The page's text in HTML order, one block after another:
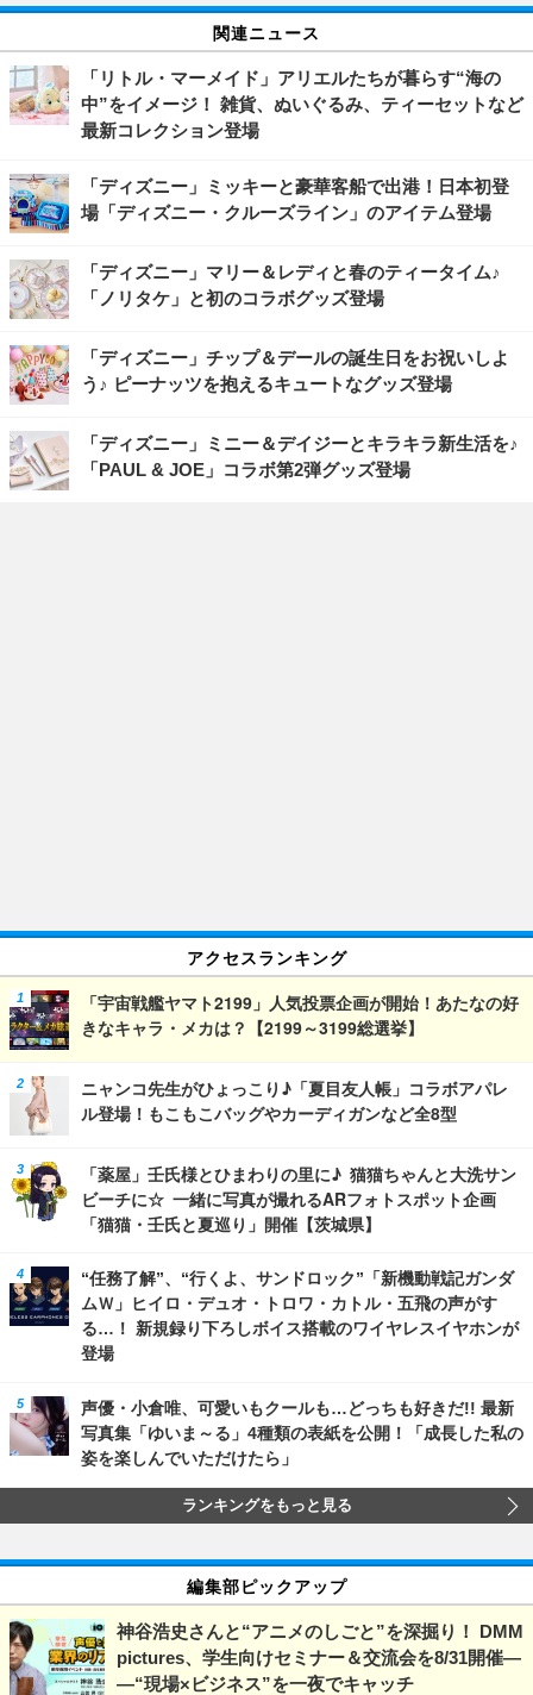
関連ニュース
「リトル・マーメイド」アリエルたちが暮らす“海の
中”をイメージ！ 雑貨、ぬいぐるみ、ティーセットなど
最新コレクション登場
「ディズニー」ミッキーと豪華客船で出港！日本初登
場「ディズニー・クルーズライン」のアイテム登場
「ディズニー」マリー＆レディと春のティータイム♪
「ノリタケ」と初のコラボグッズ登場
「ディズニー」チップ＆デールの誕生日をお祝いしよ
う♪ ピーナッツを抱えるキュートなグッズ登場
「ディズニー」ミニー＆デイジーとキラキラ新生活を♪
「PAUL & JOE」コラボ第2弾グッズ登場
アクセスランキング
「宇宙戦艦ヤマト2199」人気投票企画が開始！あたなの好
きなキャラ・メカは？【2199～3199総選挙】
ニャンコ先生がひょっこり♪「夏目友人帳」コラボアパレ
ル登場！もこもこバッグやカーディガンなど全8型
「薬屋」壬氏様とひまわりの里に♪ 猫猫ちゃんと大洗サン
ビーチに☆ 一緒に写真が撮れるARフォトスポット企画
「猫猫・壬氏と夏巡り」開催【茨城県】
“任務了解”、“行くよ、サンドロック”「新機動戦記ガンダ
ムＷ」ヒイロ・デュオ・トロワ・カトル・五飛の声がす
る…！ 新規録り下ろしボイス搭載のワイヤレスイヤホンが
登場
声優・小倉唯、可愛いもクールも…どっちも好きだ!! 最新
写真集「ゆいま～る」4種類の表紙を公開！「成長した私の
姿を楽しんでいただけたら」
ランキングをもっと見る
編集部ピックアップ
神谷浩史さんと“アニメのしごと”を深掘り！ DMM
pictures、学生向けセミナー＆交流会を8/31開催―
―“現場×ビジネス”を一夜でキャッチ